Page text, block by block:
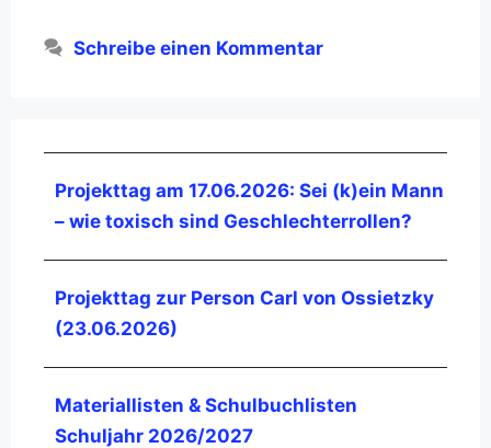
Schreibe einen Kommentar
Projekttag am 17.06.2026: Sei (k)ein Mann
– wie toxisch sind Geschlechterrollen?
Projekttag zur Person Carl von Ossietzky
(23.06.2026)
Materiallisten & Schulbuchlisten
Schuljahr 2026/2027